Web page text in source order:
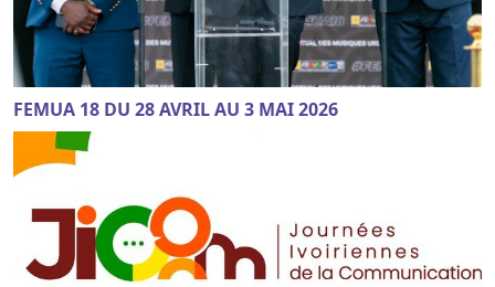
FEMUA 18 DU 28 AVRIL AU 3 MAI 2026